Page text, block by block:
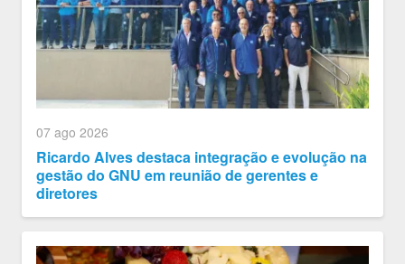
07 ago 2026
Ricardo Alves destaca integração e evolução na
gestão do GNU em reunião de gerentes e
diretores